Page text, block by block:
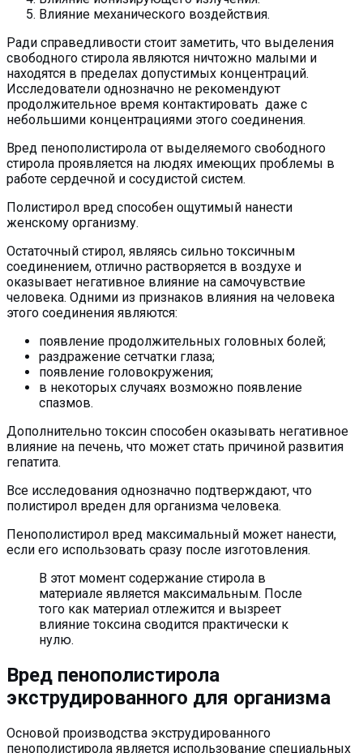
Влияние механического воздействия.
Ради справедливости стоит заметить, что выделения
свободного стирола являются ничтожно малыми и
находятся в пределах допустимых концентраций.
Исследователи однозначно не рекомендуют
продолжительное время контактировать даже с
небольшими концентрациями этого соединения.
Вред пенополистирола от выделяемого свободного
стирола проявляется на людях имеющих проблемы в
работе сердечной и сосудистой систем.
Полистирол вред способен ощутимый нанести
женскому организму.
Остаточный стирол, являясь сильно токсичным
соединением, отлично растворяется в воздухе и
оказывает негативное влияние на самочувствие
человека. Одними из признаков влияния на человека
этого соединения являются:
появление продолжительных головных болей;
раздражение сетчатки глаза;
появление головокружения;
в некоторых случаях возможно появление
спазмов.
Дополнительно токсин способен оказывать негативное
влияние на печень, что может стать причиной развития
гепатита.
Все исследования однозначно подтверждают, что
полистирол вреден для организма человека.
Пенополистирол вред максимальный может нанести,
если его использовать сразу после изготовления.
В этот момент содержание стирола в
материале является максимальным. После
того как материал отлежится и вызреет
влияние токсина сводится практически к
нулю.
Вред пенополистирола
экструдированного для организма
Основой производства экструдированного
пенополистирола является использование специальных